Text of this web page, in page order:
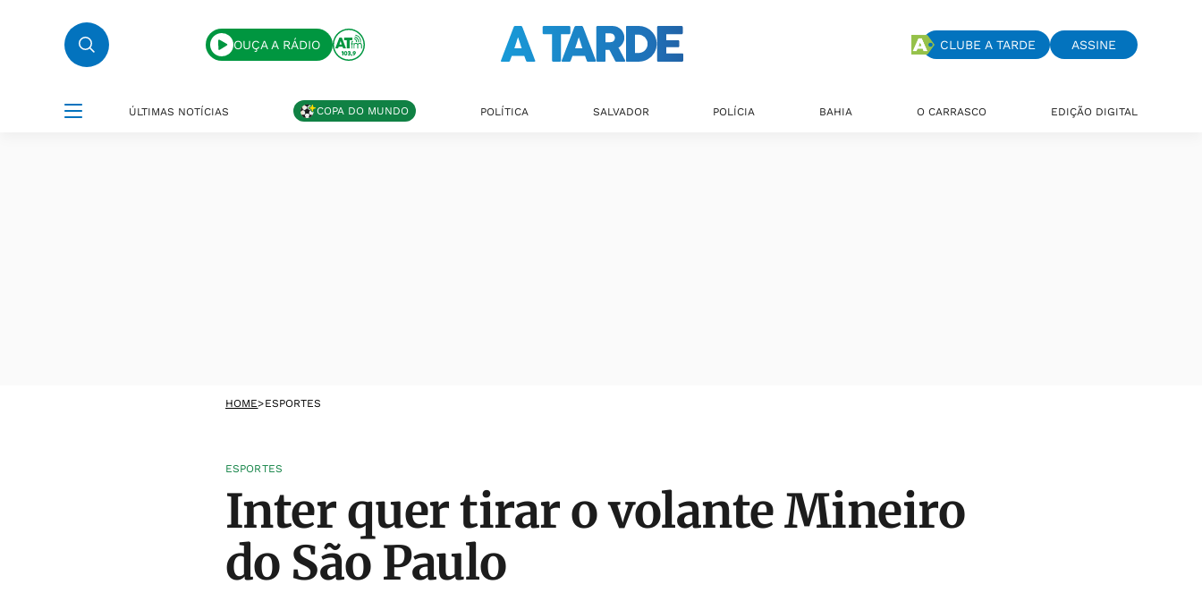
OUÇA A RÁDIO CLUBE A TARDE ASSINE
ÚLTIMAS NOTÍCIAS COPA DO MUNDO POLÍTICA SALVADOR POLÍCIA BAHIA O CARRASCO EDIÇÃO DIGITAL
HOME>ESPORTES
ESPORTES
Inter quer tirar o volante Mineiro
do São Paulo